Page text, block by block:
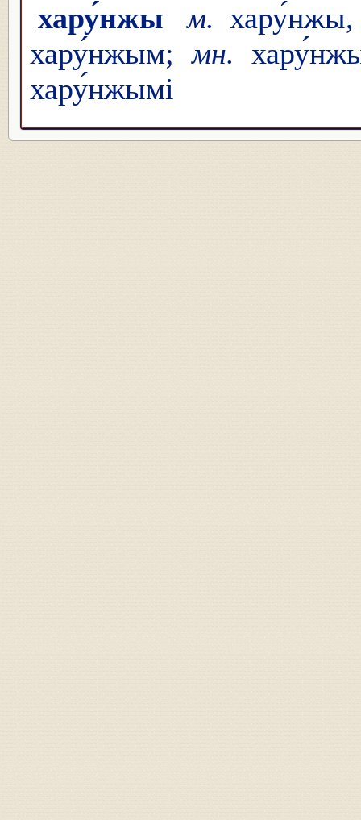
хару́нжы м.
хару́нжым;мн.
хару́нжымі